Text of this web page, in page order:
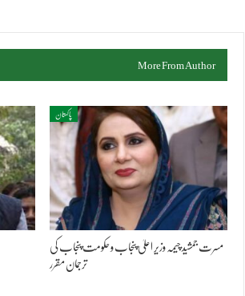
More From Author
پاکستان
مسرت جمشید چیمہ وزیر اعلیٰ پنجاب و حکومت پنجاب کی
ترجمان مقرر